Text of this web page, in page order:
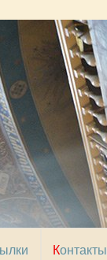
Контакты